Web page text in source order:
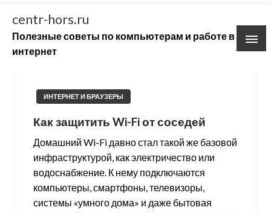
Skip
content
centr-hors.ru
Полезные советы по компьютерам и работе в
интернет
ИНТЕРНЕТ И БРАУЗЕРЫ
Как защитить Wi-Fi от соседей
Домашний Wi-Fi давно стал такой же базовой
инфраструктурой, как электричество или
водоснабжение. К нему подключаются
компьютеры, смартфоны, телевизоры,
системы «умного дома» и даже бытовая